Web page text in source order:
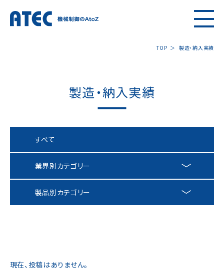
TOP 製造・納⼊実績
製造・納⼊実績
すべて
業界別カテゴリー
製品別カテゴリー
現在、投稿はありません。